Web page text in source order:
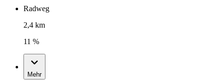
Radweg
2,4 km
11 %
Mehr